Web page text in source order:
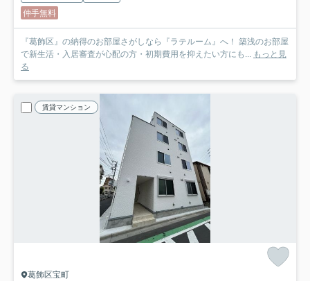
仲手無料
『葛飾区』の納得のお部屋さがしなら『ラテルーム』へ！ 築浅のお部屋
で新生活・入居審査が心配の方・初期費用を抑えたい方にも... もっと見
る
賃貸マンション
葛飾区宝町